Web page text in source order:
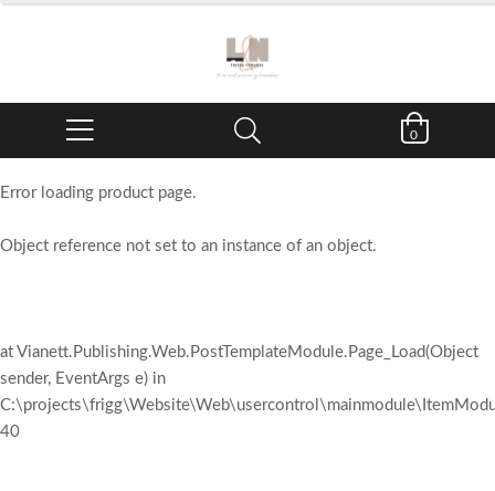
0
Error loading product page.
Object reference not set to an instance of an object.
at Vianett.Publishing.Web.PostTemplateModule.Page_Load(Object
sender, EventArgs e) in
40